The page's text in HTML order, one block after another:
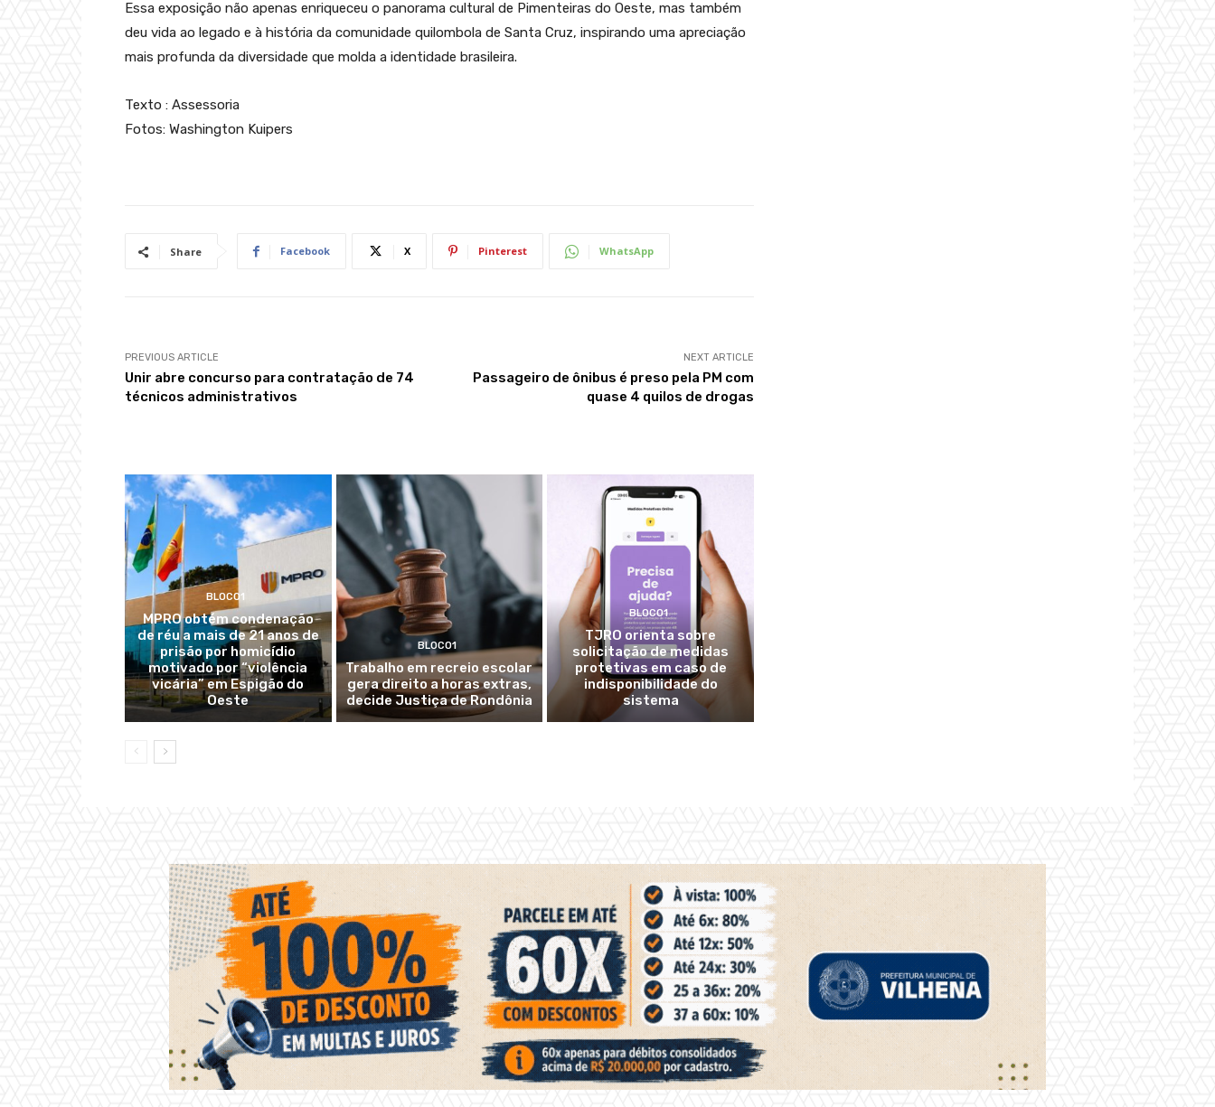
Essa exposição não apenas enriqueceu o panorama cultural de Pimenteiras do Oeste, mas também
deu vida ao legado e à história da comunidade quilombola de Santa Cruz, inspirando uma apreciação
mais profunda da diversidade que molda a identidade brasileira.
Texto : Assessoria
Fotos: Washington Kuipers
Share Facebook X Pinterest WhatsApp
PREVIOUS ARTICLE
Unir abre concurso para contratação de 74
técnicos administrativos
NEXT ARTICLE
Passageiro de ônibus é preso pela PM com
quase 4 quilos de drogas
BLOCO1
MPRO obtém condenação
de réu a mais de 21 anos de
prisão por homicídio
motivado por “violência
vicária” em Espigão do
Oeste
BLOCO1
Trabalho em recreio escolar
gera direito a horas extras,
decide Justiça de Rondônia
BLOCO1
TJRO orienta sobre
solicitação de medidas
protetivas em caso de
indisponibilidade do
sistema